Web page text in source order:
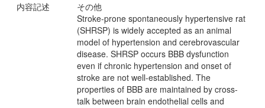
内容記述
その他
Stroke-prone spontaneously hypertensive rat
(SHRSP) is widely accepted as an animal
model of hypertension and cerebrovascular
disease. SHRSP occurs BBB dysfunction
even if chronic hypertension and onset of
stroke are not well-established. The
properties of BBB are maintained by cross-
talk between brain endothelial cells and